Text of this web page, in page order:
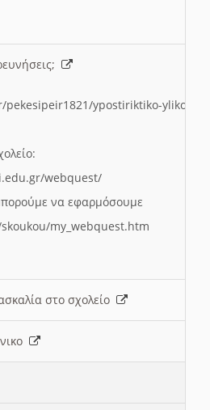
pekesipeir1821/ypostiriktiko-yliko/
webquest/
να εφαρμόσουμε
my_webquest.htm
στο σχολείο